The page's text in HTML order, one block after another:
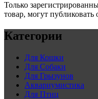
Только
товар, могут публиковать
Категории
Для Кошки
Для Собаки
Для Грызунов
Аквариумистика
Для Птиц